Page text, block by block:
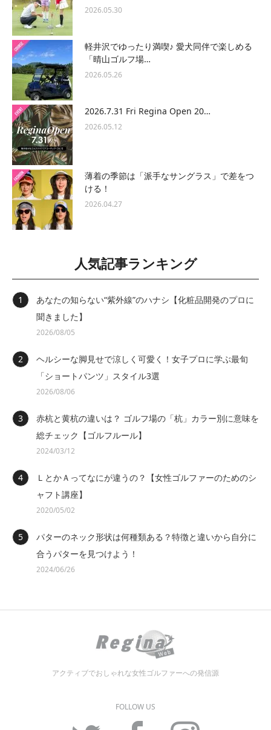
2026.05.30
軽井沢でゆったり満喫♪ 愛犬同伴で楽しめる
「晴山ゴルフ場…
2026.05.26
2026.7.31 Fri Regina Open 20…
2026.05.12
薄着の季節は「派手なサングラス」で差をつ
ける！
2026.04.27
人気記事ランキング
あなたの知らない“紫外線”のハナシ【化粧品開発のプロに
聞きました】
2026/08/05
ヘルシーな脚見せで涼しく可愛く！女子プロに学ぶ最旬
「ショートパンツ」スタイル3選
2026/08/06
赤杭と黄杭の違いは？ ゴルフ場の「杭」カラー別に意味を
総チェック【ゴルフルール】
2024/03/12
ＬとかＡってなにが違うの？【女性ゴルファーのためのシ
ャフト講座】
2020/05/02
パターのネック形状は何種類ある？特徴と違いから自分に
合うパターを見つけよう！
2024/06/26
アクティブでおしゃれな女性ゴルファーへの発信源
FOLLOW US